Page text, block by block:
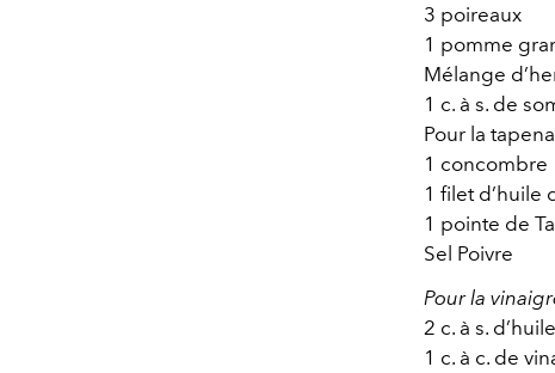
3 poireaux
1 pomme
Mélange
1 c. à s. de
Pour la
1 concombre
1 filet d’huile
1 pointe de
Sel Poivre
Pour la
2 c. à s.
1 c. à c. de